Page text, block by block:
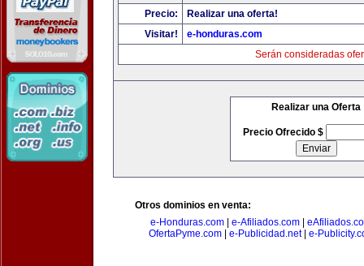
Precio:
Realizar una oferta!
Visitar!
e-honduras.com
Serán consideradas
Realizar una Oferta
Precio Ofrecido $
Otros dominios en venta:
e-Honduras.com| e-Afiliados.com|
OfertaPyme.com| e-Publicidad.net| e-